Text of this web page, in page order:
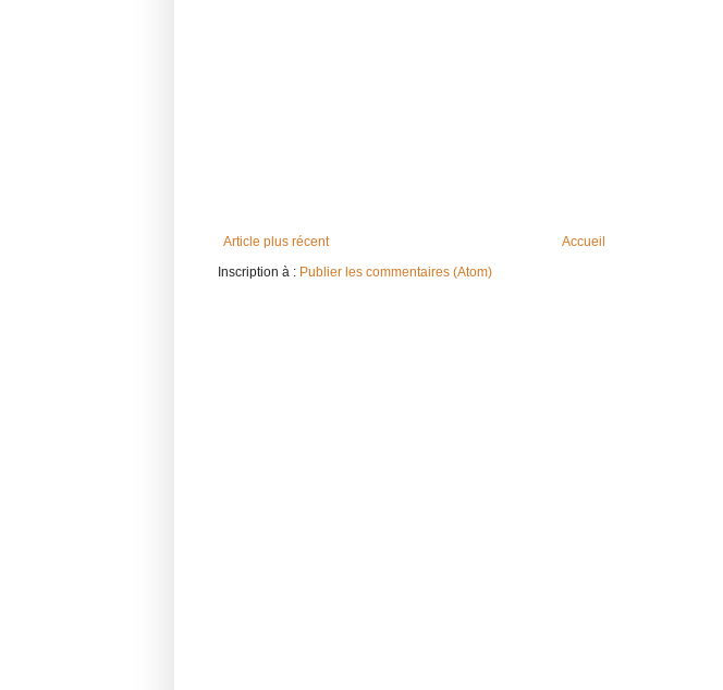
Article plus récent
Accueil
Inscription à : Publier les commentaires (Atom)